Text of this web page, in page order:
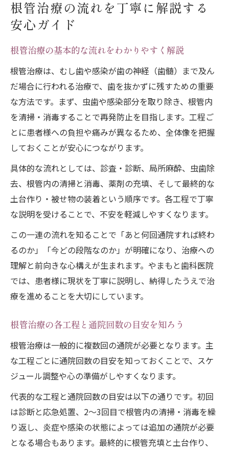
根管治療で起きやすい痛みのポイントと対
策
根管治療の土台作りまでの流れを理解しよ
わかりやすい根管治療の全工程と期間
根管治療の全工程を順序立てて詳しく解説
前歯と奥歯で異なる根管治療の流れと期間
根管治療の回数や通院頻度の具体的な目安
土台や被せ物までの根管治療工程を解説
根管治療の期間が延びるケースとその理由
痛みを抑える根管治療の実践ポイント紹介
根管治療中の痛みが出やすい場面と対策法
痛みを最小限に抑える根管治療のポイント
麻酔や機械洗浄を活かした根管治療の工夫
根管治療が激痛になる原因と予防ポイント
痛みを感じた際の根管治療中の対処方法
前歯や奥歯の根管治療は何回通院が必要か
根管治療の回数は前歯と奥歯でどう違うか
前歯の根管治療の流れと通院回数の目安
奥歯の根管治療に必要な通院回数と工夫
根管治療の回数が増える原因と注意点
根管治療の通院期間とスケジュール管理術
根管治療中に避けたい注意事項まとめ
根管治療中にしてはいけないことを確認
感染リスクを防ぐ根管治療中の注意点
根管治療後の生活で気をつけたいポイント
根管治療の流れを丁寧に解説する
安心ガイド
根管治療の基本的な流れをわかりやすく解説
根管治療は、むし歯や感染が歯の神経（歯髄）まで及ん
だ場合に行われる治療で、歯を抜かずに残すための重要
な方法です。まず、虫歯や感染部分を取り除き、根管内
を清掃・消毒することで再発防止を目指します。工程ご
とに患者様への負担や痛みが異なるため、全体像を把握
しておくことが安心につながります。
具体的な流れとしては、診査・診断、局所麻酔、虫歯除
去、根管内の清掃と消毒、薬剤の充填、そして最終的な
土台作り・被せ物の装着という順序です。各工程で丁寧
な説明を受けることで、不安を軽減しやすくなります。
この一連の流れを知ることで「あと何回通院すれば終わ
るのか」「今どの段階なのか」が明確になり、治療への
理解と前向きな心構えが生まれます。やまもと歯科医院
では、患者様に現状を丁寧に説明し、納得したうえで治
療を進めることを大切にしています。
根管治療の各工程と通院回数の目安を知ろう
根管治療は一般的に複数回の通院が必要となります。主
な工程ごとに通院回数の目安を知っておくことで、スケ
ジュール調整や心の準備がしやすくなります。
代表的な工程と通院回数の目安は以下の通りです。初回
は診断と応急処置、2～3回目で根管内の清掃・消毒を繰
り返し、炎症や感染の状態によっては追加の通院が必要
となる場合もあります。最終的に根管充填と土台作り、